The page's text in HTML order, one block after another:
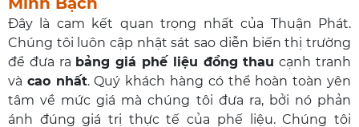
Đây là cam kết quan trọng nhất của Thuận Phát.
Chúng tôi luôn cập nhật sát sao diễn biến thị trường
để đưa ra bảng giá phế liệu đồng thau cạnh tranh
và cao nhất. Quý khách hàng có thể hoàn toàn yên
tâm về mức giá mà chúng tôi đưa ra, bởi nó phản
ánh đúng giá trị thực tế của phế liệu. Chúng tôi